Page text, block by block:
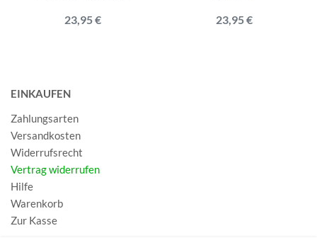
23,95 € 23,95 €
EINKAUFEN
Zahlungsarten
Versandkosten
Widerrufsrecht
Vertrag widerrufen
Hilfe
Warenkorb
Zur Kasse